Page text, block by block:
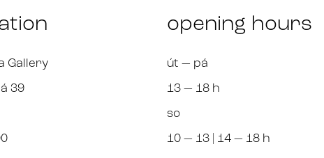
Gallery
39
opening hours
út — pá
13 — 18 h
so
10 — 13 | 14 — 18 h